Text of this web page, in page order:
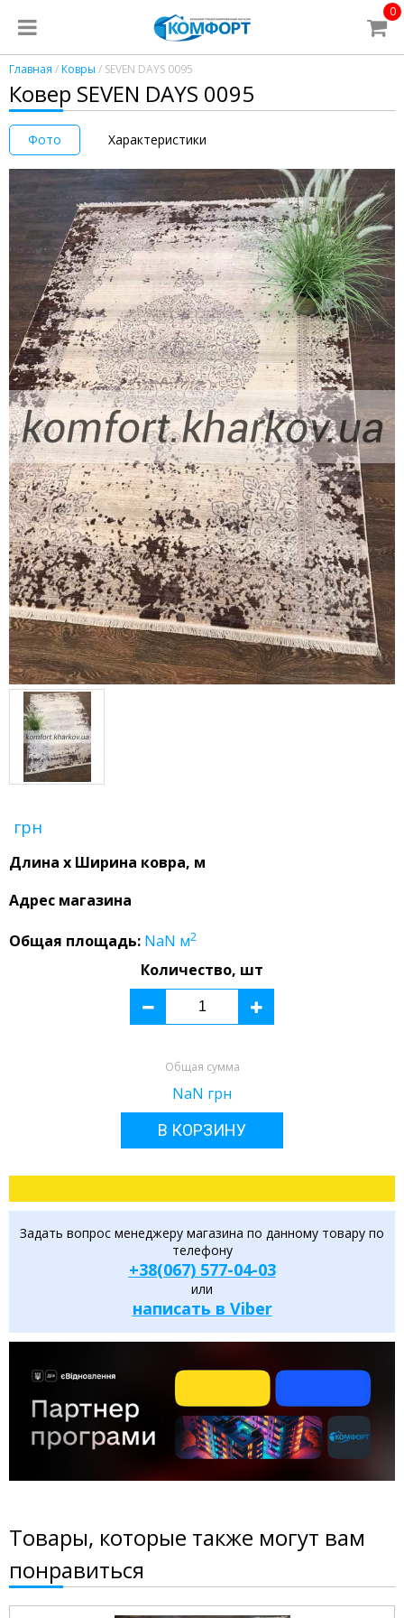
0
Главная /Ковры / SEVEN DAYS 0095
Ковер SEVEN DAYS 0095
Фото Характеристики
грн
Длина x Ширина ковра, м
Адрес магазина
Общая площадь: NaN м2
Количество, шт
Общая сумма
NaN грн
В КОРЗИНУ
Задать вопрос менеджеру магазина по данному товару по
телефону
+38(067) 577-04-03
или
написать в Viber
Товары, которые также могут вам
понравиться